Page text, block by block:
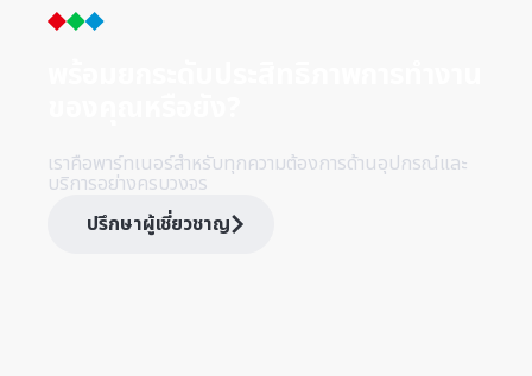
เราคือพาร์ทเนอร์สำหรับทุกความต้องการด้านอุปกรณ์และ
บริการอย่างครบวงจร
ปรึกษาผู้เชี่ยวชาญ